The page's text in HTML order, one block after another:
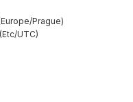
Europe/Prague
Etc/UTC